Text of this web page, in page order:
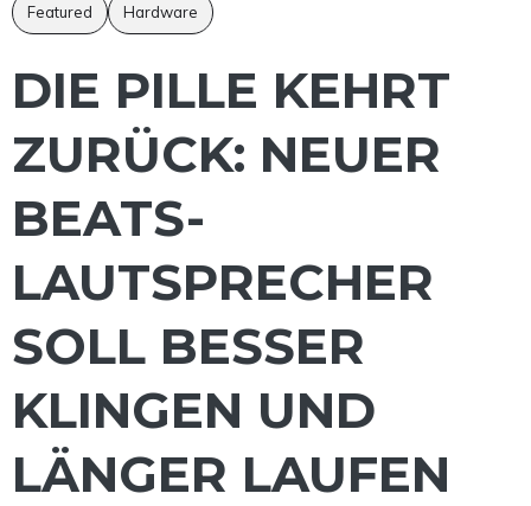
Featured Hardware
DIE PILLE KEHRT
ZURÜCK: NEUER
BEATS-
LAUTSPRECHER
SOLL BESSER
KLINGEN UND
LÄNGER LAUFEN